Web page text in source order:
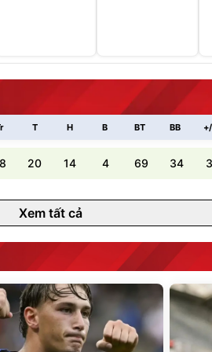
T H B BT BB
20 14 4 69 34
Xem tất cả